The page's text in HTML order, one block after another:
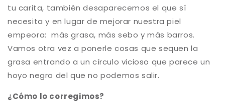
tu carita, también desaparecemos el que sí
necesita y en lugar de mejorar nuestra piel
empeora: más grasa, más sebo y más barros.
Vamos otra vez a ponerle cosas que sequen la
grasa entrando a un círculo vicioso que parece un
hoyo negro del que no podemos salir.
¿Cómo lo corregimos?